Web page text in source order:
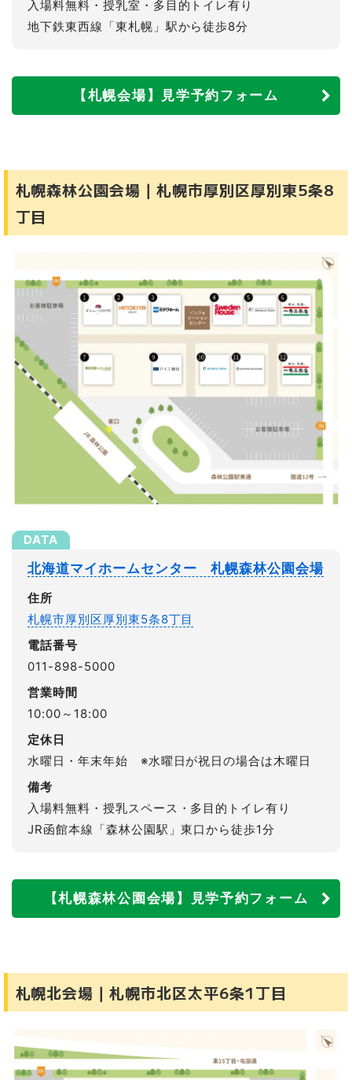
入場料無料・授乳室・多目的トイレ有り
地下鉄東西線「東札幌」駅から徒歩8分
【札幌会場】見学予約フォーム
札幌森林公園会場｜札幌市厚別区厚別東5条8
丁目
北海道マイホームセンター 札幌森林公園会場
住所
札幌市厚別区厚別東5条8丁目
電話番号
011-898-5000
営業時間
10:00～18:00
定休日
水曜日・年末年始 ※水曜日が祝日の場合は木曜日
備考
入場料無料・授乳スペース・多目的トイレ有り
JR函館本線「森林公園駅」東口から徒歩1分
【札幌森林公園会場】見学予約フォーム
札幌北会場｜札幌市北区太平6条1丁目